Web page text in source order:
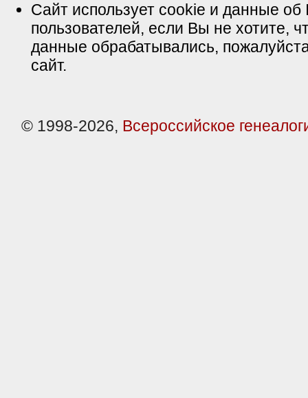
Сайт использует cookie и данные об
пользователей, если Вы не хотите,
данные обрабатывались,
сайт.
© 1998-2026, Всероссийское